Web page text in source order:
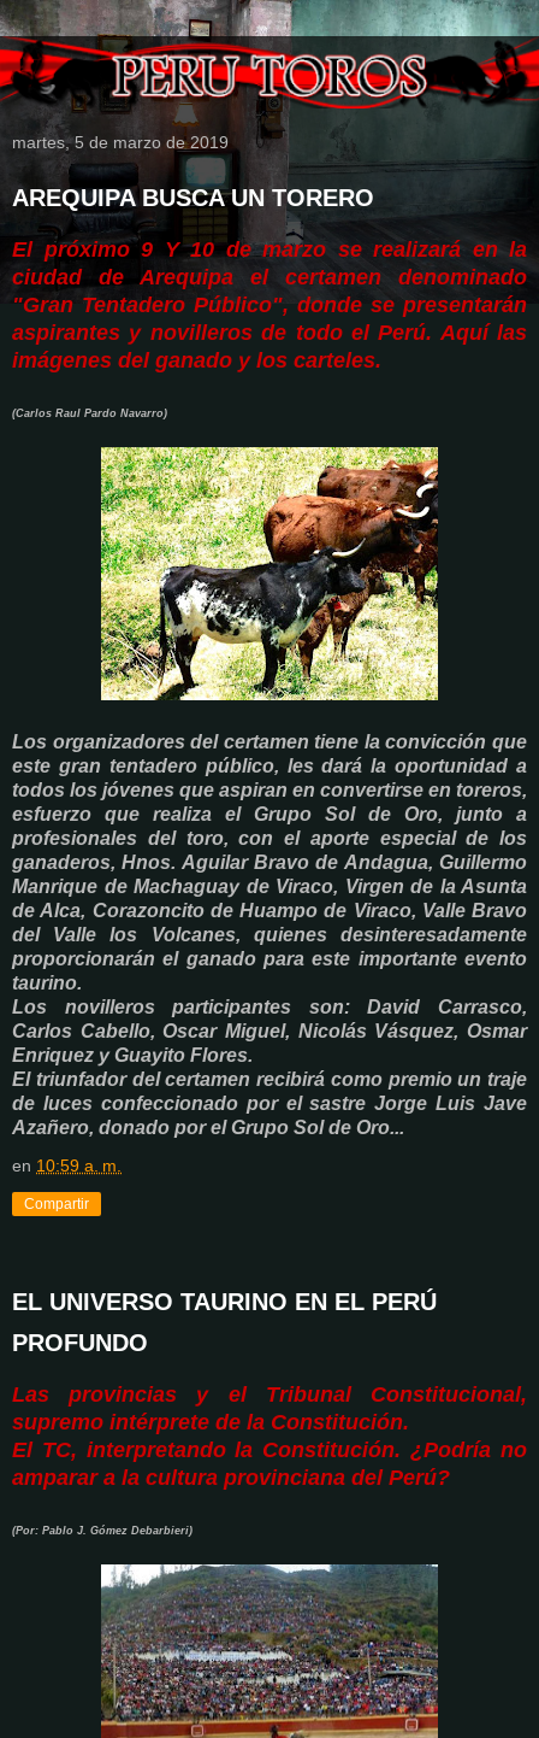
martes, 5 de marzo de 2019
AREQUIPA BUSCA UN TORERO
El próximo 9 Y 10 de marzo se realizará en la
ciudad de Arequipa el certamen denominado
"Gran Tentadero Público", donde se presentarán
aspirantes y novilleros de todo el Perú. Aquí las
imágenes del ganado y los carteles.
(Carlos Raul Pardo Navarro)
Los organizadores del certamen tiene la convicción que
este gran tentadero público, les dará la oportunidad a
todos los jóvenes que aspiran en convertirse en toreros,
esfuerzo que realiza el Grupo Sol de Oro, junto a
profesionales del toro, con el aporte especial de los
ganaderos, Hnos. Aguilar Bravo de Andagua, Guillermo
Manrique de Machaguay de Viraco, Virgen de la Asunta
de Alca, Corazoncito de Huampo de Viraco, Valle Bravo
del Valle los Volcanes, quienes desinteresadamente
proporcionarán el ganado para este importante evento
taurino.
Los novilleros participantes son:David Carrasco,
Carlos Cabello, Oscar Miguel, Nicolás Vásquez, Osmar
Enriquez y Guayito Flores.
El triunfador del certamen recibirá como premio un traje
de luces confeccionado por el sastre Jorge Luis Jave
Azañero, donado por el Grupo Sol de Oro...
en 10:59 a. m.
Compartir
EL UNIVERSO TAURINO EN EL PERÚ
PROFUNDO
Las provincias y el Tribunal Constitucional,
supremo intérprete de la Constitución.
El TC, interpretando la Constitución. ¿Podría no
amparar a la cultura provinciana del Perú?
(Por: Pablo J. Gómez Debarbieri)